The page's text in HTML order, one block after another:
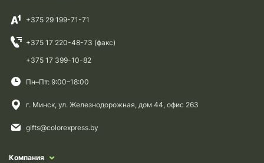
+375 29 199-71-71
+375 17 220-48-73 (факс)
+375 17 399-10-82
Пн–Пт: 9:00–18:00
г. Минск, ул. Железнодорожная, дом 44, офис 263
gifts@colorexpress.by
Компания